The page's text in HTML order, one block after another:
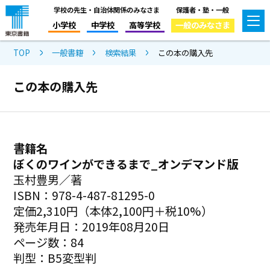
学校の先生・自治体関係のみなさま
小学校 中学校 高等学校
保護者・塾・一般
一般のみなさま
TOP 一般書籍 検索結果 この本の購入先
この本の購入先
書籍名
ぼくのワインができるまで_オンデマンド版
玉村豊男／著
ISBN：978-4-487-81295-0
定価2,310円（本体2,100円＋税10%）
発売年月日：2019年08月20日
ページ数：84
判型：B5変型判